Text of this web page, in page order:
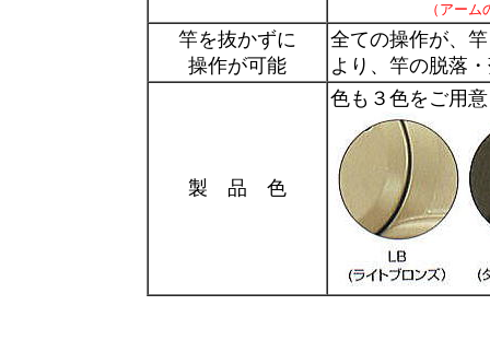
（アー
竿を抜かずに
操作が可能
全ての操作が、
より、竿の脱落
製 品 色
色も３色をご用意